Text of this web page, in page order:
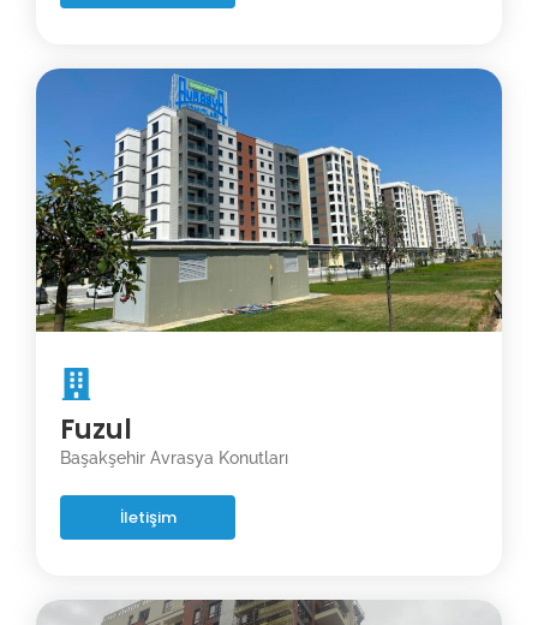
Fuzul
Başakşehir Avrasya Konutları
İletişim